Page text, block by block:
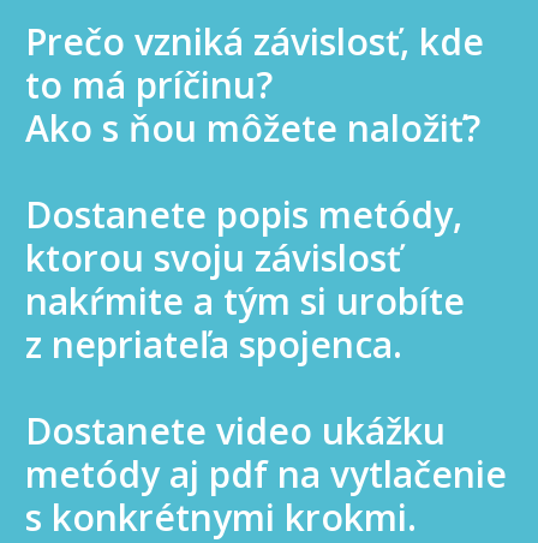
Prečo vzniká závislosť, kde
to má príčinu?
Ako s ňou môžete naložiť?
Dostanete popis metódy,
ktorou svoju závislosť
nakŕmite a tým si urobíte
z nepriateľa spojenca.
Dostanete video ukážku
metódy aj pdf na vytlačenie
s konkrétnymi krokmi.